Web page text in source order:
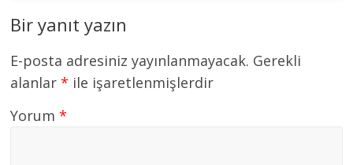
Bir yanıt yazın
E-posta adresiniz yayınlanmayacak. Gerekli
alanlar* ile işaretlenmişlerdir
Yorum*